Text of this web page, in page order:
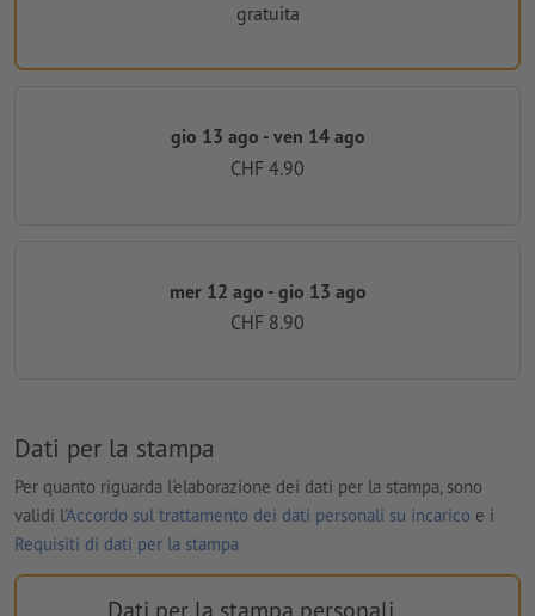
gratuita
gio 13 ago - ven 14 ago
CHF 4.90
mer 12 ago - gio 13 ago
CHF 8.90
Dati per la stampa
Per quanto riguarda l'elaborazione dei dati per la stampa, sono
validi l'Accordo sul trattamento dei dati personali su incarico e i
Requisiti di dati per la stampa